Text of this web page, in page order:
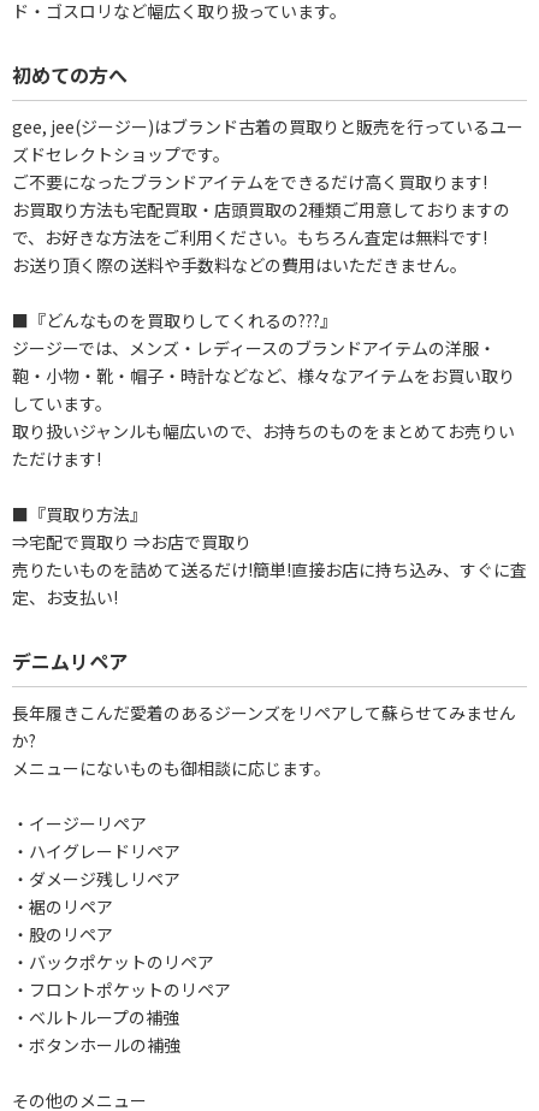
ド・ゴスロリなど幅広く取り扱っています。
初めての方へ
gee, jee(ジージー)はブランド古着の買取りと販売を行っているユー
ズドセレクトショップです。
ご不要になったブランドアイテムをできるだけ高く買取ります!
お買取り方法も宅配買取・店頭買取の2種類ご用意しておりますの
で、お好きな方法をご利用ください。もちろん査定は無料です!
お送り頂く際の送料や手数料などの費用はいただきません。
■『どんなものを買取りしてくれるの???』
ジージーでは、メンズ・レディースのブランドアイテムの洋服・
鞄・小物・靴・帽子・時計などなど、様々なアイテムをお買い取り
しています。
取り扱いジャンルも幅広いので、お持ちのものをまとめてお売りい
ただけます!
■『買取り方法』
⇒宅配で買取り ⇒お店で買取り
売りたいものを詰めて送るだけ!簡単!直接お店に持ち込み、すぐに査
定、お支払い!
デニムリペア
長年履きこんだ愛着のあるジーンズをリペアして蘇らせてみません
か?
メニューにないものも御相談に応じます。
・イージーリペア
・ハイグレードリペア
・ダメージ残しリペア
・裾のリペア
・股のリペア
・バックポケットのリペア
・フロントポケットのリペア
・ベルトループの補強
・ボタンホールの補強
その他のメニュー